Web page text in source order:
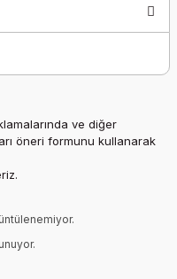
ve diğer
öneri formunu kullanarak